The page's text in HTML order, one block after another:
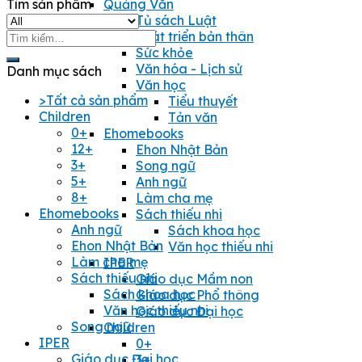
Quảng Văn
Tủ sách Luật
Phát triển bản thân
Sức khỏe
Văn hóa - Lịch sử
Văn học
Tiểu thuyết
Tản văn
Ehomebooks
Ehon Nhật Bản
Song ngữ
Anh ngữ
Làm cha mẹ
Sách thiếu nhi
Sách khoa học
Văn học thiếu nhi
IPER
Giáo dục Mầm non
Giáo dục Phổ thông
Giáo dục Đại học
Children
0+
Tìm sản phẩm
Tìm
Danh mục sách
>Tất cả sản phẩm
Children
0+
12+
3+
5+
8+
Ehomebooks
Anh ngữ
Ehon Nhật Bản
Làm cha mẹ
Sách thiếu nhi
Sách khoa học
Văn học thiếu nhi
Song ngữ
IPER
Giáo dục Đại học